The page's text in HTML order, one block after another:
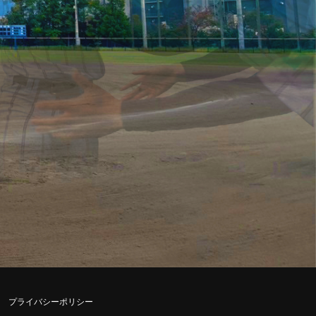
プライバシーポリシー